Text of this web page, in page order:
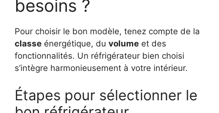
besoins ?
Pour choisir le bon modèle, tenez compte de la
classe énergétique, du volume et des
fonctionnalités. Un réfrigérateur bien choisi
s’intègre harmonieusement à votre intérieur.
Étapes pour sélectionner le